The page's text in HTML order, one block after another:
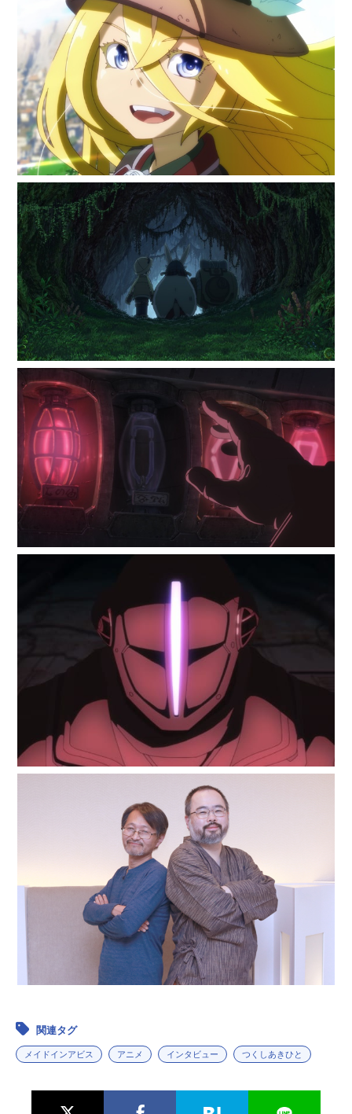
関連タグ
メイドインアビス アニメ インタビュー つくしあきひと